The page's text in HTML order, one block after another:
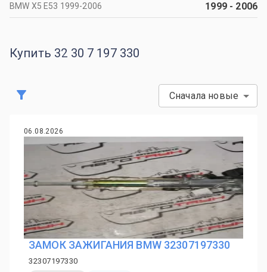
BMW X5 Е53 1999-2006 1999- 2006
Купить 32 30 7 197 330
Сначала новые
06.08.2026
ЗАМОК ЗАЖИГАНИЯ BMW 32307197330
32307197330